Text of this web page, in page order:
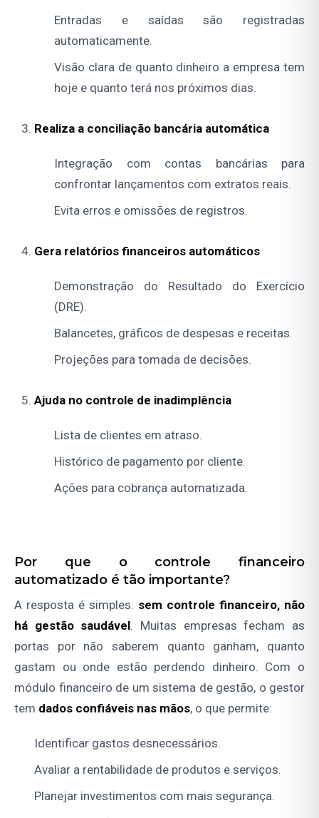
Entradas e saídas são registradas
automaticamente.
Visão clara de quanto dinheiro a empresa tem
hoje e quanto terá nos próximos dias.
Realiza a conciliação bancária automática
Integração com contas bancárias para
confrontar lançamentos com extratos reais.
Evita erros e omissões de registros.
Gera relatórios financeiros automáticos
Demonstração do Resultado do Exercício
(DRE).
Balancetes, gráficos de despesas e receitas.
Projeções para tomada de decisões.
Ajuda no controle de inadimplência
Lista de clientes em atraso.
Histórico de pagamento por cliente.
Ações para cobrança automatizada.
Por que o controle financeiro
automatizado é tão importante?
A resposta é simples: sem controle financeiro, não
há gestão saudável. Muitas empresas fecham as
portas por não saberem quanto ganham, quanto
gastam ou onde estão perdendo dinheiro. Com o
módulo financeiro de um sistema de gestão, o gestor
tem dados confiáveis nas mãos, o que permite:
Identificar gastos desnecessários.
Avaliar a rentabilidade de produtos e serviços.
Planejar investimentos com mais segurança.